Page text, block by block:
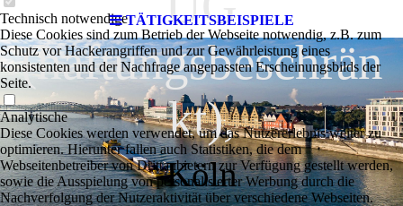
TÄTIGKEITSBEISPIELE
(haftungsbeschrän
kt),
Köln
Technisch notwendige
Diese Cookies sind zum Betrieb der Webseite notwendig, z.B. zum
Schutz vor Hackerangriffen und zur Gewährleistung eines
konsistenten und der Nachfrage angepassten Erscheinungsbilds der
Seite.
Analytische
Diese Cookies werden verwendet, um das Nutzererlebnis weiter zu
optimieren. Hierunter fallen auch Statistiken, die dem
Webseitenbetreiber von Drittanbietern zur Verfügung gestellt werden,
sowie die Ausspielung von personalisierter Werbung durch die
Nachverfolgung der Nutzeraktivität über verschiedene Webseiten.